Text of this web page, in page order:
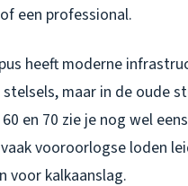
een professional.
heeft moderne
stelsels, maar in de oude
en 70 zie je nog wel
vaak vooroorlogse loden
voor kalkaanslag.